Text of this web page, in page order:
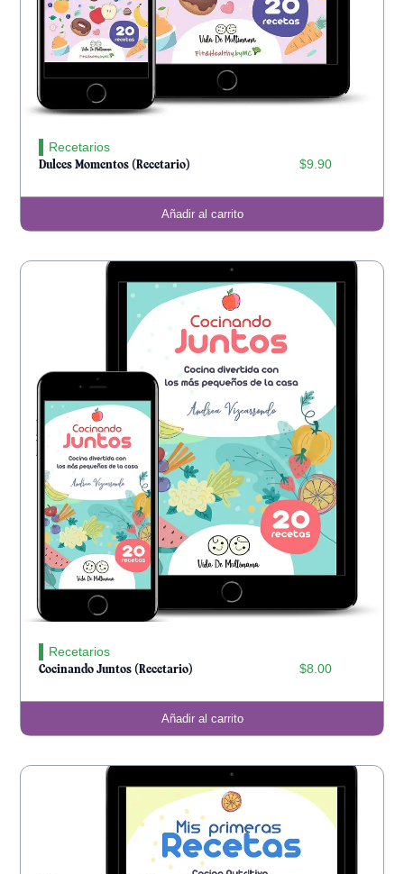
Recetarios
Dulces Momentos (Recetario) $9.90
Añadir al carrito
Recetarios
Cocinando Juntos (Recetario) $8.00
Añadir al carrito